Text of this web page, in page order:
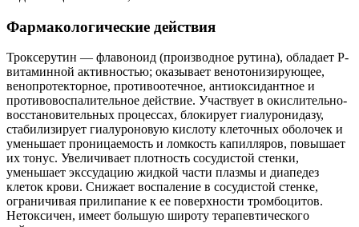
Фармакологические действия
Троксерутин — флавоноид (производное рутина), обладает P-
витаминной активностью; оказывает венотонизирующее,
венопротекторное, противоотечное, антиоксидантное и
противовоспалительное действие. Участвует в окислительно-
восстановительных процессах, блокирует гиалуронидазу,
стабилизирует гиалуроновую кислоту клеточных оболочек и
уменьшает проницаемость и ломкость капилляров, повышает
их тонус. Увеличивает плотность сосудистой стенки,
уменьшает экссудацию жидкой части плазмы и диапедез
клеток крови. Снижает воспаление в сосудистой стенке,
ограничивая прилипание к ее поверхности тромбоцитов.
Нетоксичен, имеет большую широту терапевтического